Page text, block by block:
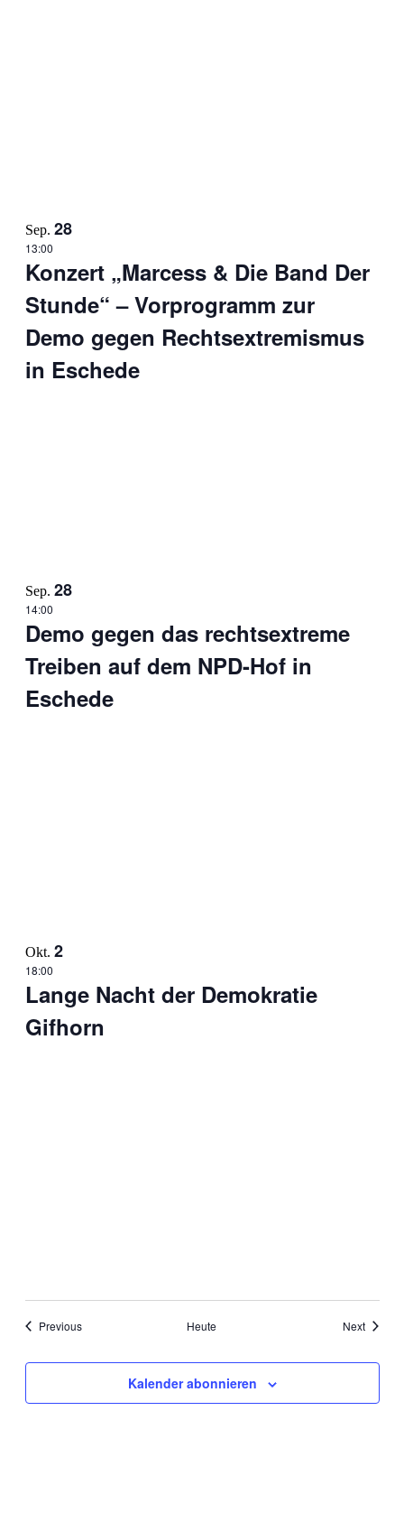
Sep. 28
13:00
Konzert „Marcess & Die Band Der
Stunde“ – Vorprogramm zur
Demo gegen Rechtsextremismus
in Eschede
Sep. 28
14:00
Demo gegen das rechtsextreme
Treiben auf dem NPD-Hof in
Eschede
Okt. 2
18:00
Lange Nacht der Demokratie
Gifhorn
PreviousVeranstaltungen Heute Next
Kalender abonnieren